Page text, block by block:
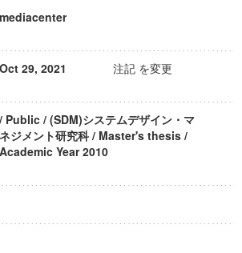
mediacenter
Oct 29, 2021 注記 を変更
/ Public / (SDM)システムデザイン・マ
ネジメント研究科 / Master's thesis /
Academic Year 2010